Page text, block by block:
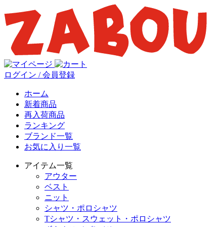
ログイン / 会員登録
ホーム
新着商品
再入荷商品
ランキング
ブランド一覧
お気に入り一覧
アイテム一覧
アウター
ベスト
ニット
シャツ・ポロシャツ
Tシャツ・スウェット・ポロシャツ